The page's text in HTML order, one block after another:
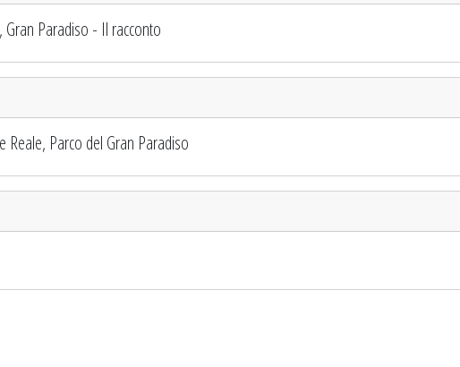
Gran Paradiso - Il racconto
Reale, Parco del Gran Paradiso